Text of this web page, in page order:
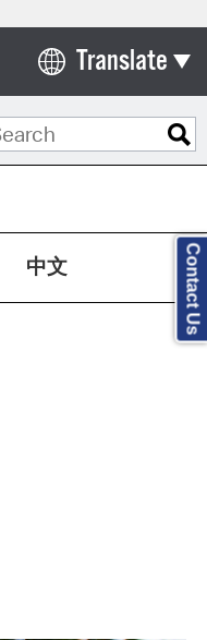
Translate
Select Language
中文 Contact Us